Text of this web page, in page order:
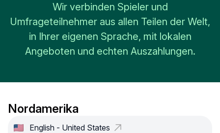
Wir verbinden Spieler und
Umfrageteilnehmer aus allen Teilen der Welt,
in Ihrer eigenen Sprache, mit lokalen
Angeboten und echten Auszahlungen.
Nordamerika
English - United States